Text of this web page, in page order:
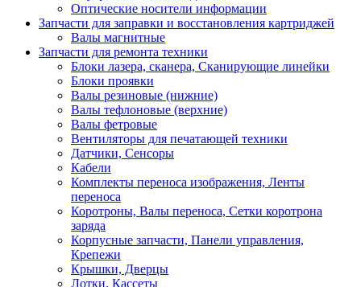
Оптические носители информации
Запчасти для заправки и восстановления картриджей
Валы магнитные
Запчасти для ремонта техники
Блоки лазера, сканера, Сканирующие линейки
Блоки проявки
Валы резиновые (нижние)
Валы тефлоновые (верхние)
Валы фетровые
Вентиляторы для печатающей техники
Датчики, Сенсоры
Кабели
Комплекты переноса изображения, Ленты
переноса
Коротроны, Валы переноса, Сетки коротрона
заряда
Корпусные запчасти, Панели управления,
Крепежи
Крышки, Дверцы
Лотки, Кассеты